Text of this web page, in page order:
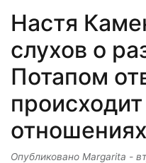
Настя
слухов о
Потапом
отношениях
Опубликовано Margarita -